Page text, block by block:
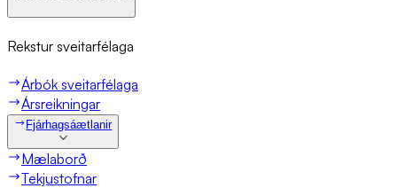
Rekst­ur sveit­ar­fé­laga
Árbók sveitarfélaga
Ársreikningar
Fjárhagsáætlanir
Mælaborð
Tekjustofnar